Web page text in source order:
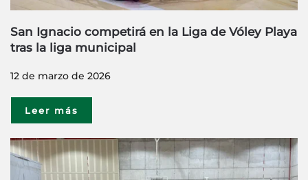
San Ignacio competirá en la Liga de Vóley Playa
tras la liga municipal
12 de marzo de 2026
Leer más